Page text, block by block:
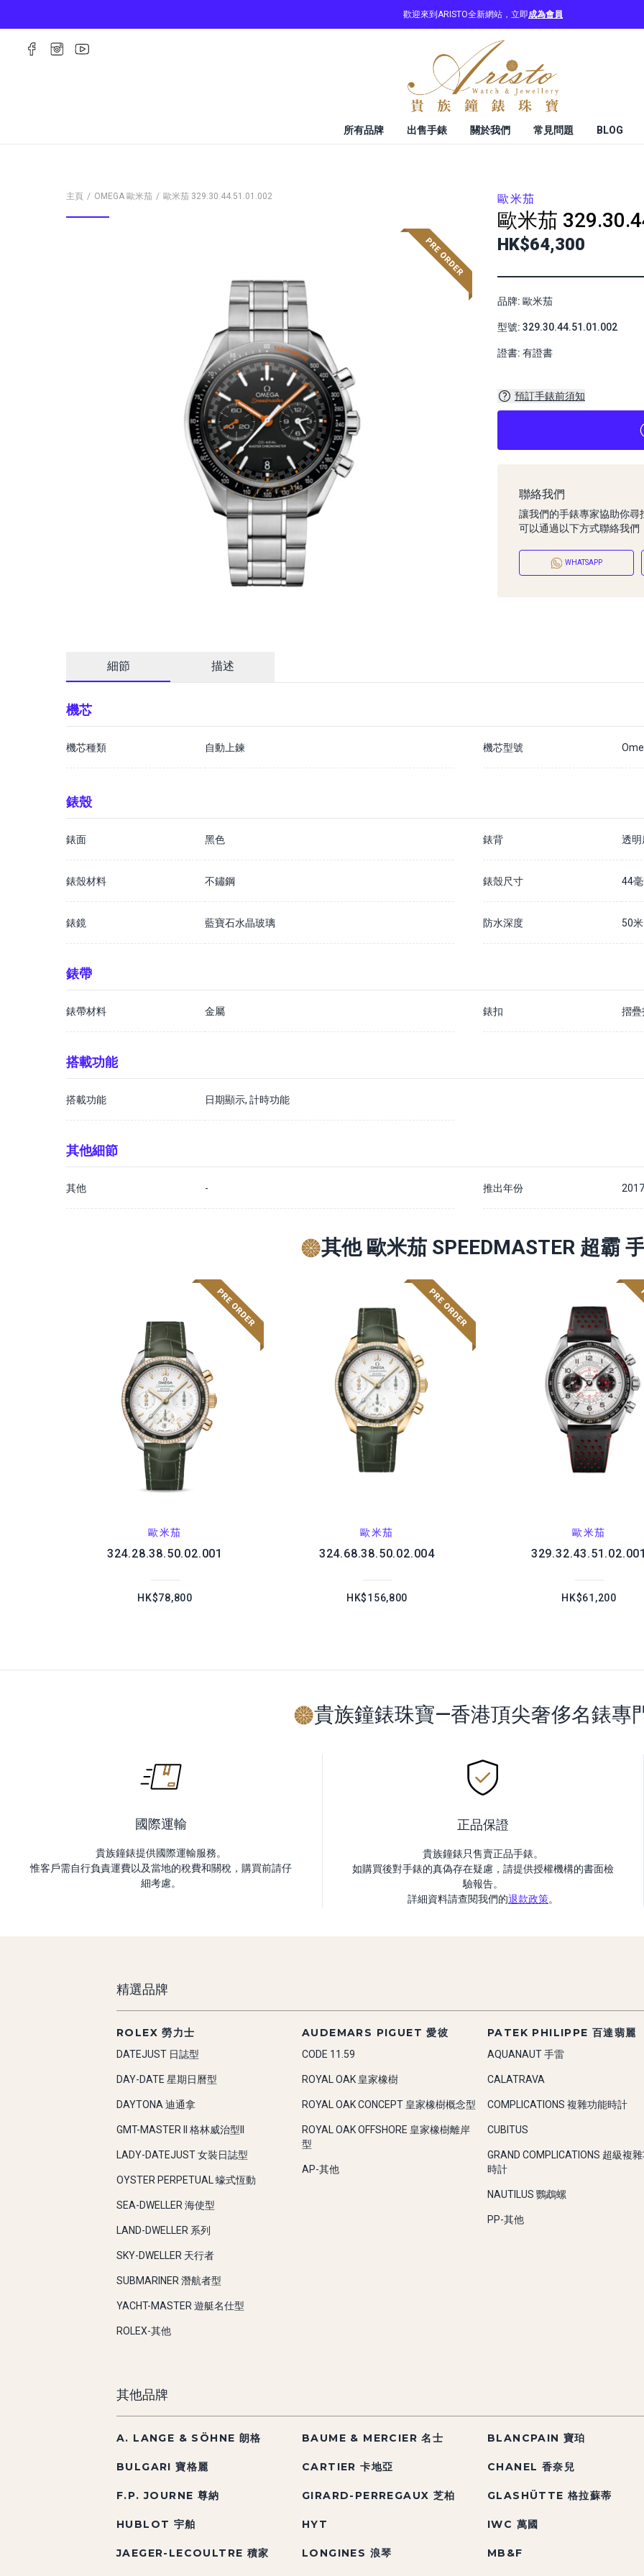
歡迎來到ARISTO全新網站，立即成為會員
所有品牌 出售手錶 關於我們 常見問題 BLOG
主頁 OMEGA 歐米茄 歐米茄 329.30.44.51.01.002 歐米茄
歐米茄
HK$64,300
品牌: 歐米茄
型號: 329.30.44.51.01.002
證書: 有證書
預訂手錶前須知
通常情況下，我們預計訂購時間為 7 - 14 個工作日內
詳情請瀏覽我們的預購訂金政策
聯絡我們
讓我們的手錶專家協助你尋
可以通過以下方式聯絡我們
WHATSAPP
細節 描述
機芯
機芯種類 自動上鍊 機芯型號
錶殼
錶面 黑色 錶背 透
錶殼材料 不鏽鋼 錶殼尺寸 44
錶鏡 藍寶石水晶玻璃 防水深度 50米
錶帶
錶帶材料 金屬 錶扣 摺疊
搭載功能
搭載功能 日期顯示, 計時功能
其他細節
其他 - 推出年份 2017
其他 歐米茄 SPEEDMASTER 超霸
歐米茄
324.28.38.50.02.001
HK$78,800
歐米茄
324.68.38.50.02.004
HK$156,800
歐米茄
329.32.43.51.02.001
HK$61,200
貴族鐘錶珠寶—香港頂尖奢侈名錶專
國際運輸
貴族鐘錶提供國際運輸服務。
惟客戶需自行負責運費以及當地的稅費和關稅，購買前請仔
細考慮。
正品保證
貴族鐘錶只售賣正品手錶。
如購買後對手錶的真偽存在疑慮，請提供授權機構的書面檢
驗報告。
詳細資料請查閱我們的退款政策。
精選品牌
ROLEX 勞力士
DATEJUST 日誌型
DAY-DATE 星期日曆型
DAYTONA 迪通拿
GMT-MASTER II 格林威治型II
LADY-DATEJUST 女裝日誌型
OYSTER PERPETUAL 蠔式恆動
SEA-DWELLER 海使型
LAND-DWELLER 系列
SKY-DWELLER 天行者
SUBMARINER 潛航者型
YACHT-MASTER 遊艇名仕型
ROLEX-其他
AUDEMARS PIGUET 愛彼
CODE 11.59
ROYAL OAK 皇家橡樹
ROYAL OAK CONCEPT 皇家橡樹概念型
ROYAL OAK OFFSHORE 皇家橡樹離岸
型
AP-其他
PATEK PHILIPPE 百達翡麗
AQUANAUT 手雷
CALATRAVA
COMPLICATIONS 複雜功能時計
CUBITUS
GRAND COMPLICATIONS 超級複
時計
NAUTILUS 鸚鵡螺
PP-其他
其他品牌
A. LANGE & SÖHNE 朗格 BAUME & MERCIER 名士 BLANCPAIN 寶珀
BULGARI 寶格麗 CARTIER 卡地亞 CHANEL 香奈兒
F.P. JOURNE 尊納 GIRARD-PERREGAUX 芝柏 GLASHÜTTE 格拉蘇蒂
HUBLOT 宇舶 HYT IWC 萬國
JAEGER-LECOULTRE 積家 LONGINES 浪琴 MB&F